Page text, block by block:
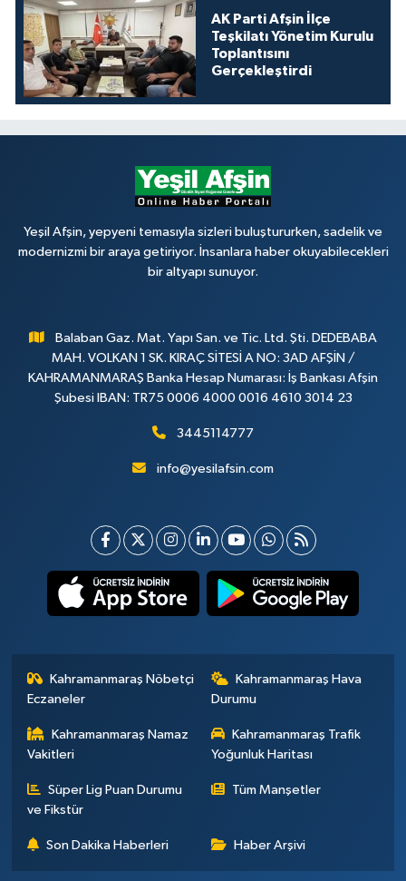
AK Parti Afşin İlçe
Teşkilatı Yönetim Kurulu
Toplantısını
Gerçekleştirdi
Yeşil Afşin, yepyeni temasıyla sizleri buluştururken, sadelik ve
modernizmi bir araya getiriyor. İnsanlara haber okuyabilecekleri
bir altyapı sunuyor.
Balaban Gaz. Mat. Yapı San. ve Tic. Ltd. Şti. DEDEBABA
MAH. VOLKAN 1 SK. KIRAÇ SİTESİ A NO: 3AD AFŞİN /
KAHRAMANMARAŞ Banka Hesap Numarası: İş Bankası Afşin
Şubesi IBAN: TR75 0006 4000 0016 4610 3014 23
3445114777
info@yesilafsin.com
Kahramanmaraş Nöbetçi
Eczaneler
Kahramanmaraş Hava
Durumu
Kahramanmaraş Namaz
Vakitleri
Kahramanmaraş Trafik
Yoğunluk Haritası
Süper Lig Puan Durumu
ve Fikstür
Tüm Manşetler
Son Dakika Haberleri Haber Arşivi